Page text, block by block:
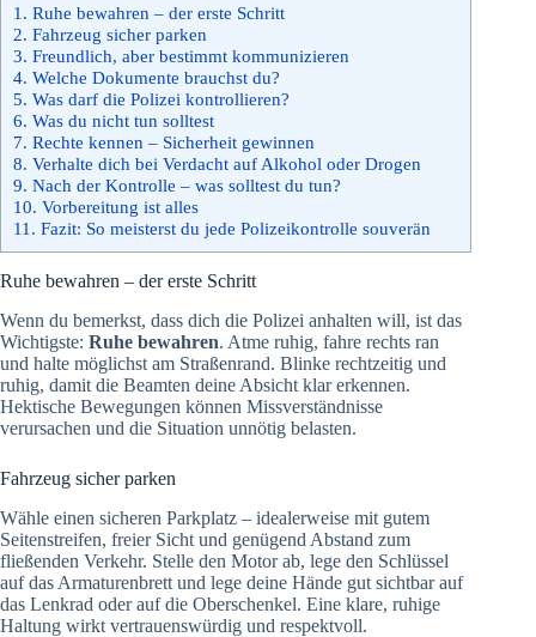
1. Ruhe bewahren – der erste Schritt
2. Fahrzeug sicher parken
3. Freundlich, aber bestimmt kommunizieren
4. Welche Dokumente brauchst du?
5. Was darf die Polizei kontrollieren?
6. Was du nicht tun solltest
7. Rechte kennen – Sicherheit gewinnen
8. Verhalte dich bei Verdacht auf Alkohol oder Drogen
9. Nach der Kontrolle – was solltest du tun?
10. Vorbereitung ist alles
11. Fazit: So meisterst du jede Polizeikontrolle souverän
Ruhe bewahren – der erste Schritt
Wenn du bemerkst, dass dich die Polizei anhalten will, ist das
Wichtigste: Ruhe bewahren. Atme ruhig, fahre rechts ran
und halte möglichst am Straßenrand. Blinke rechtzeitig und
ruhig, damit die Beamten deine Absicht klar erkennen.
Hektische Bewegungen können Missverständnisse
verursachen und die Situation unnötig belasten.
Fahrzeug sicher parken
Wähle einen sicheren Parkplatz – idealerweise mit gutem
Seitenstreifen, freier Sicht und genügend Abstand zum
fließenden Verkehr. Stelle den Motor ab, lege den Schlüssel
auf das Armaturenbrett und lege deine Hände gut sichtbar auf
das Lenkrad oder auf die Oberschenkel. Eine klare, ruhige
Haltung wirkt vertrauenswürdig und respektvoll.